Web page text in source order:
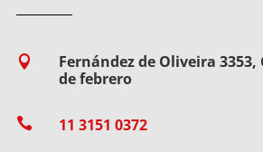

Fernández de Oliveira 3353,
de febrero
 11 3151 0372